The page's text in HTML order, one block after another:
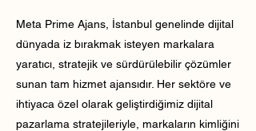
Meta Prime Ajans, İstanbul genelinde dijital
dünyada iz bırakmak isteyen markalara
yaratıcı, stratejik ve sürdürülebilir çözümler
sunan tam hizmet ajansıdır. Her sektöre ve
ihtiyaca özel olarak geliştirdiğimiz dijital
pazarlama stratejileriyle, markaların kimliğini